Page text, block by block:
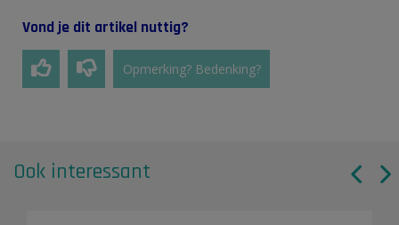
Vond je dit artikel nuttig?
Opmerking? Bedenking?
Ook interessant